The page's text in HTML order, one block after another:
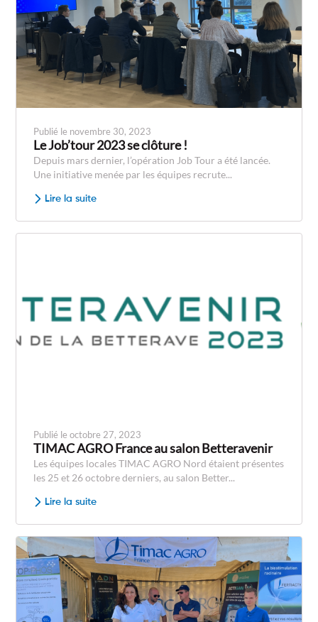
Publié le novembre 30, 2023
Le Job’tour 2023 se clôture !
Depuis mars dernier, l’opération Job Tour a été lancée.
Une initiative menée par les équipes recrute...
Lire la suite
Publié le octobre 27, 2023
TIMAC AGRO France au salon Betteravenir
Les équipes locales TIMAC AGRO Nord étaient présentes
les 25 et 26 octobre derniers, au salon Better...
Lire la suite